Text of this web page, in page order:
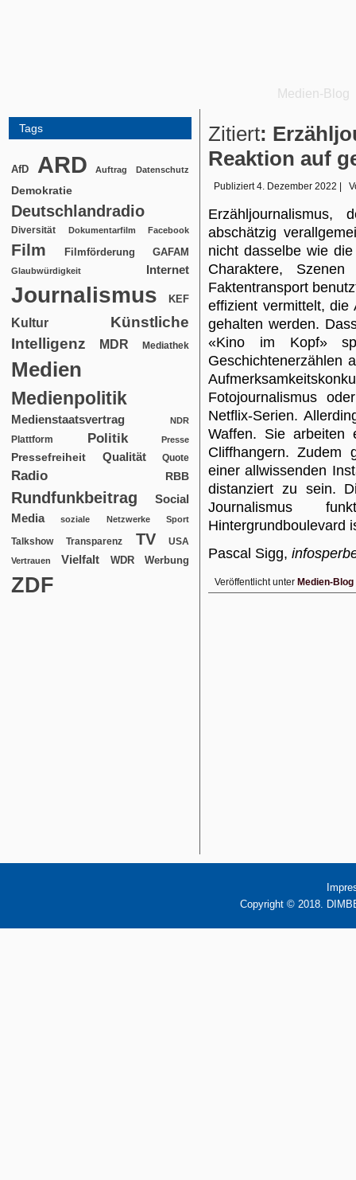
Medien-Blog
Tags
AfD ARD Auftrag Datenschutz
Demokratie
Deutschlandradio
Diversität Dokumentarfilm Facebook
Film Filmförderung GAFAM
Glaubwürdigkeit Internet
Journalismus KEF
Kultur
Künstliche
Intelligenz
MDR Mediathek
Medien
Medienpolitik
Medienstaatsvertrag NDR
Plattform Politik Presse
Pressefreiheit Qualität Quote
Radio RBB
Rundfunkbeitrag
Social
Media
soziale Netzwerke Sport
Talkshow Transparenz TV USA
Vertrauen Vielfalt WDR Werbung
ZDF
Zitiert:
Reaktion auf
Publiziert 4. Dezember 2022
abschätzig
nicht dasselbe wie
Charaktere,
Faktentransport
effizient vermittelt, die
gehalten werden.
«Kino im Kopf»
Geschichtenerzählen
Fotojournalismus
Netflix-Serien.
Waffen. Sie arbeiten
Cliffhangern. Zudem
einer allwissenden
distanziert zu sein.
Journalismus
Hintergrundboulevard
Pascal Sigg,
Veröffentlicht unter Medien-Blog
Copyright © 2018.